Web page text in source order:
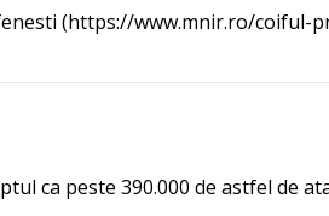
(https://www.mnir.ro/coiful-
ca peste 390.000 de astfel de